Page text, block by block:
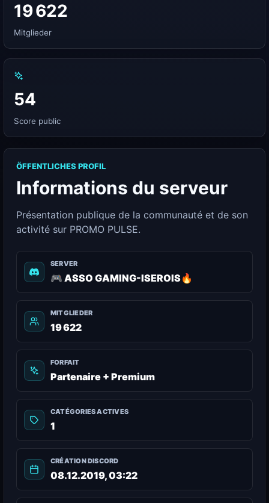
19 622
Mitglieder
54
Score public
ÖFFENTLICHES PROFIL
Informations du serveur
Présentation publique de la communauté et de son
activité sur PROMO PULSE.
SERVER
🎮 ASSO GAMING-ISEROIS🔥
MITGLIEDER
19 622
FORFAIT
Partenaire + Premium
CATÉGORIES ACTIVES
1
CRÉATION DISCORD
08.12.2019, 03:22